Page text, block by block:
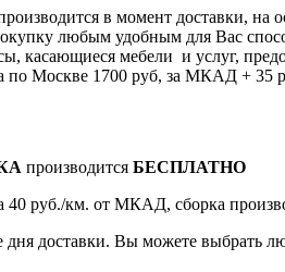
в момент доставки, на
любым удобным для Вас
касающиеся мебели и услуг,
Москве 1700 руб, за МКАД + 35
производится БЕСПЛАТНО
40 руб./км. от МКАД, сборка
доставки. Вы можете выбрать